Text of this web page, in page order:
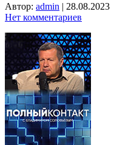
Автор: admin | 28.08.2023
Нет комментариев